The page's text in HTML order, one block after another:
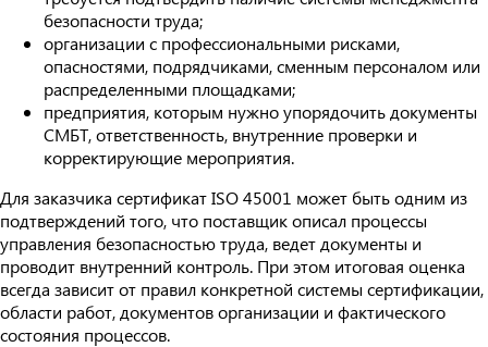
безопасности труда;
организации с профессиональными рисками,
опасностями, подрядчиками, сменным персоналом или
распределенными площадками;
предприятия, которым нужно упорядочить документы
СМБТ, ответственность, внутренние проверки и
корректирующие мероприятия.
Для заказчика сертификат ISO 45001 может быть одним из
подтверждений того, что поставщик описал процессы
управления безопасностью труда, ведет документы и
проводит внутренний контроль. При этом итоговая оценка
всегда зависит от правил конкретной системы сертификации,
области работ, документов организации и фактического
состояния процессов.